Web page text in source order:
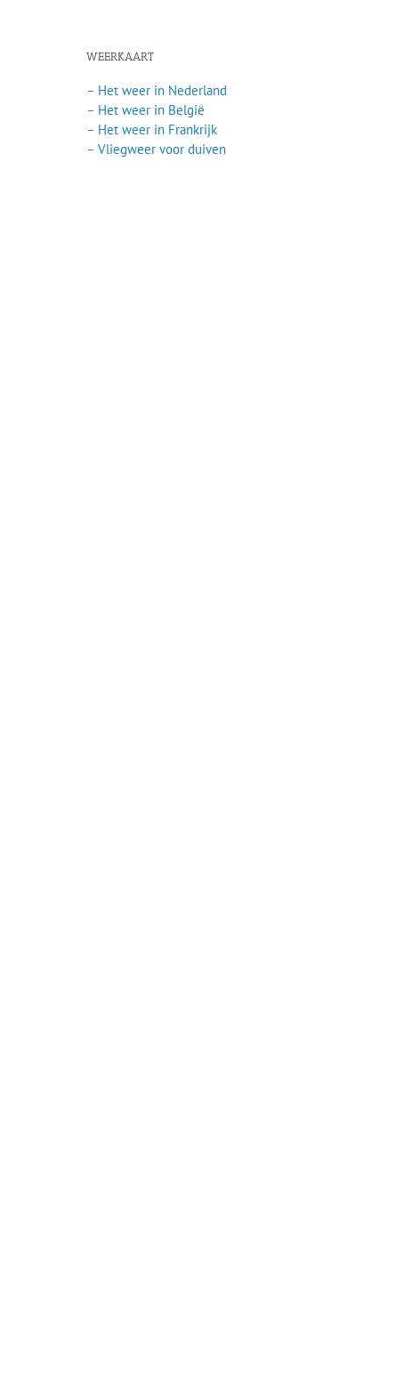
WEERKAART
– Het weer in Nederland
– Het weer in België
– Het weer in Frankrijk
– Vliegweer voor duiven